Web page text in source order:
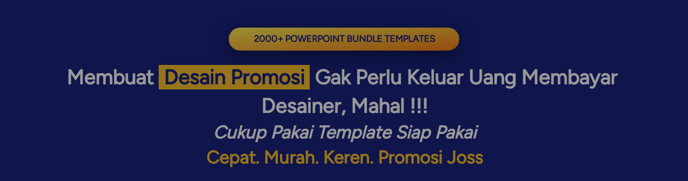
2000+ POWERPOINT BUNDLE TEMPLATES
Membuat Desain Promosi Gak Perlu Keluar Uang Membayar
Desainer, Mahal !!!
Cukup Pakai Template Siap Pakai
Cepat. Murah. Keren. Promosi Joss